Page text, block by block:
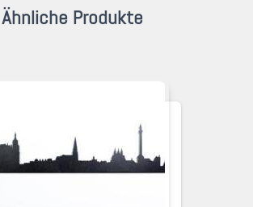
Ähnliche Produkte